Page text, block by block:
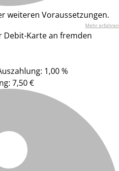
weiteren Voraussetzungen.
Mehr erfahren
Debit-Karte an fremden
1,00 %
7,50 €